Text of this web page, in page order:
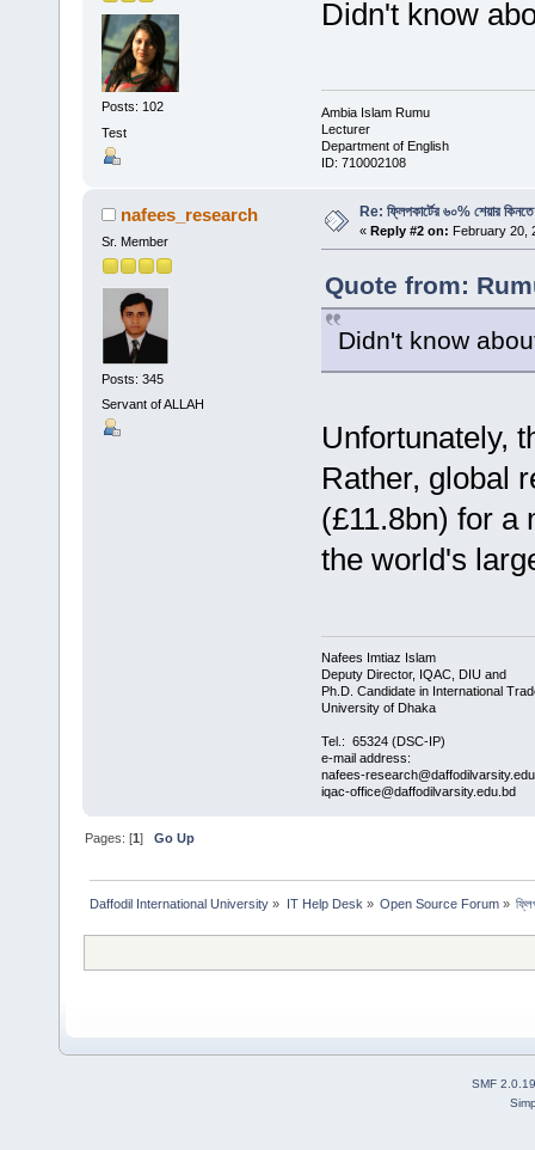
Posts: 102
Test
Didn't know
Ambia Islam Rumu
Lecturer
Department of English
ID: 710002108
nafees_research
Sr. Member
Posts: 345
Servant of ALLAH
Re: ফ্লিপকার্টের ৬০% শেয়ার
« Reply #2 on: February 20,
Quote from:
Didn't know
Unfortunately,
Rather, global
(£11.8bn) for a
the world's
Nafees Imtiaz Islam
Deputy Director, IQAC, DIU and
Ph.D. Candidate in International
University of Dhaka
Tel.: 65324 (DSC-IP)
e-mail address:
nafees-
iqac-office@daffodilvarsity.edu.bd
Pages: [1]Go Up
Daffodil International University » IT Help Desk » Open Source Forum»
SMF 2.0.19